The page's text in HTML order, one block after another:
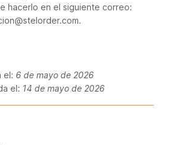
hacerlo en el siguiente correo:
el: 6 de mayo de 2026
el: 14 de mayo de 2026